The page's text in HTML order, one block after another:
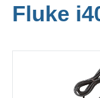
Fluke